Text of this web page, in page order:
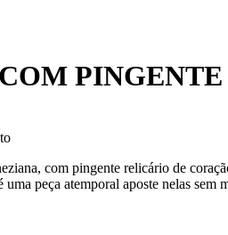
com pingente relicário de
uma peça atemporal aposte nelas sem